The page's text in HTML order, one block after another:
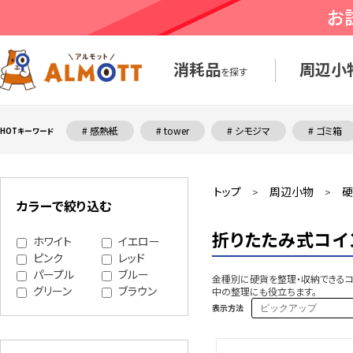
消耗品を探す 周辺小
HOTキーワード # 感熱紙 # tower # シモジマ # ゴミ箱
カラーで絞り込む
ホワイト
イエロー
ピンク
レッド
パープル
ブルー
グリーン
ブラウン
トップ > 周辺小物 >
折りたたみ式コ
金種別に硬貨を整理・収納できる
中の整理にも役立ちます。
表示方法